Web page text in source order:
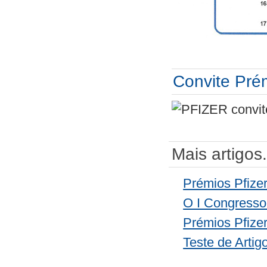
Convite
Mais
Prémios
O I
Prémios
Teste de